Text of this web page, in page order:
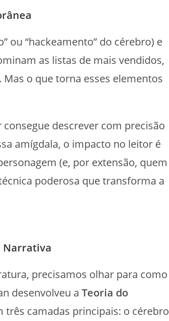
ou “hackeamento” do cérebro) e
as listas de mais vendidos,
. Mas o que torna esses elementos
descrever com precisão
amígdala, o impacto no leitor é
(e, por extensão, quem
poderosa que transforma a
Narrativa
precisamos olhar para como
desenvolveu a Teoria do
três camadas principais: o cérebro